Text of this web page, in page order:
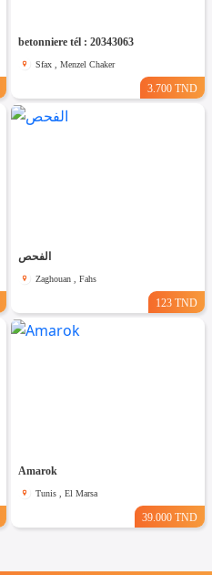
betonniere tél : 20343063
Sfax , Menzel Chaker
3.700 TND
الفحص
Zaghouan , Fahs
123 TND
Amarok
Tunis , El Marsa
39.000 TND